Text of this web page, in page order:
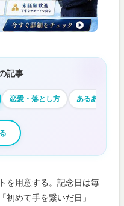
記事
恋愛・落とし方 あるある
を用意する。記念日は毎
初めて手を繋いだ日」